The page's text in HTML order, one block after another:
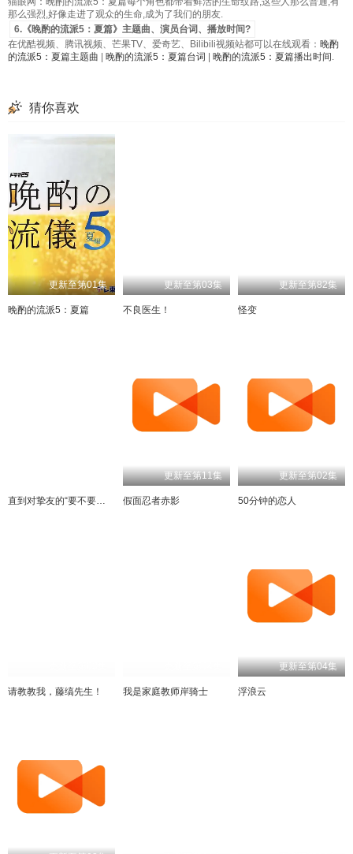
那么强烈,好像走进了观众的生命,成为了我们的朋友.
6.《晚酌的流派5：夏篇》主题曲、演员台词、播放时间?
在优酷视频、腾讯视频、芒果TV、爱奇艺、Bilibili视频站都可以在线观看： 晚酌
的流派5：夏篇主题曲
晚酌的流派5：夏篇台词 晚酌的流派5：夏篇播出时间 .
猜你喜欢
更新至第01集
晚酌的流派5：夏篇
更新至第03集
不良医生！
更新至第82集
怪变
直到对挚友的“要不要同居”说出“好”
更新至第11集
假面忍者赤影
更新至第02集
50分钟的恋人
请教教我，藤缟先生！ 我是家庭教师岸骑士
更新至第04集
浮浪云